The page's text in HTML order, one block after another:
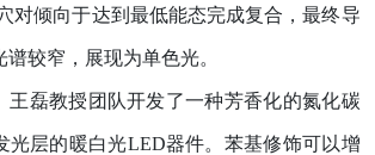
对倾向于达到最低能态完成复合，最终导
谱较窄，展现为单色光。
、王磊教授团队开发了一种芳香化的氮化碳
光层的暖白光LED器件。苯基修饰可以增